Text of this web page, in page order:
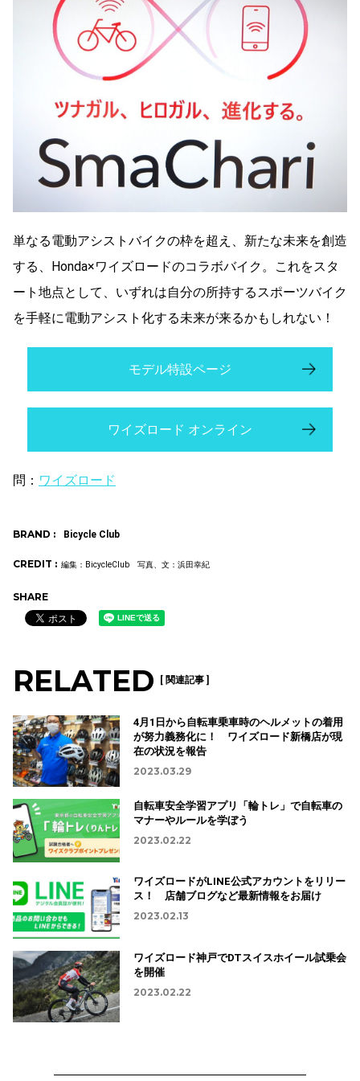
単なる電動アシストバイクの枠を超え、新たな未来を創造
する、Honda×ワイズロードのコラボバイク。これをスタ
ート地点として、いずれは自分の所持するスポーツバイク
を手軽に電動アシスト化する未来が来るかもしれない！
モデル特設ページ
ワイズロード オンライン
問： ワイズロード
BRAND : Bicycle Club
CREDIT : 編集：BicycleClub 写真、文：浜田幸紀
SHARE
RELATED [ 関連記事 ]
4月1日から自転車乗車時のヘルメットの着用
が努力義務化に！ ワイズロード新橋店が現
在の状況を報告
2023.03.29
自転車安全学習アプリ「輪トレ」で自転車の
マナーやルールを学ぼう
2023.02.22
ワイズロードがLINE公式アカウントをリリー
ス！ 店舗ブログなど最新情報をお届け
2023.02.13
ワイズロード神戸でDTスイスホイール試乗会
を開催
2023.02.22